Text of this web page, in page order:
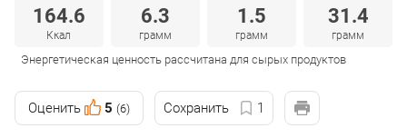
164.6
Ккал
6.3
грамм
1.5
грамм
31.4
грамм
Энергетическая ценность рассчитана для сырых продуктов
Оценить 5 (6) Сохранить 1